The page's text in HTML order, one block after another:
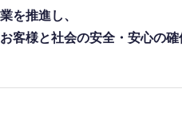
業を推進し、
お客様と社会の安全・安心の確